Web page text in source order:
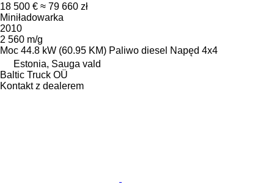
18 500 € ≈ 79 660 zł
Miniładowarka
2010
2 560 m/g
Moc 44.8 kW (60.95 KM) Paliwo diesel Napęd 4x4
Estonia, Sauga vald
Baltic Truck OÜ
Kontakt z dealerem